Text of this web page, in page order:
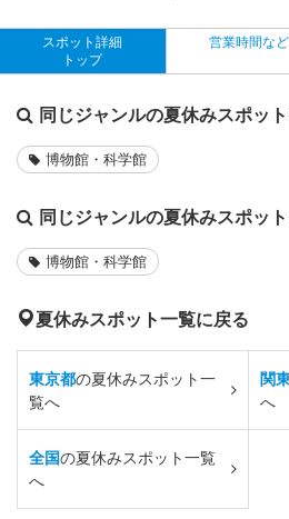
スポット詳細
トップ
営業時間など
同じジャンルの夏休みスポッ
博物館・科学館
同じジャンルの夏休みスポット
博物館・科学館
夏休みスポット一覧に戻る
東京都の夏休みスポット一
覧へ
関
へ
全国の夏休みスポット一覧
へ